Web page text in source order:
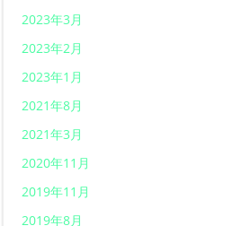
2023年3月
2023年2月
2023年1月
2021年8月
2021年3月
2020年11月
2019年11月
2019年8月